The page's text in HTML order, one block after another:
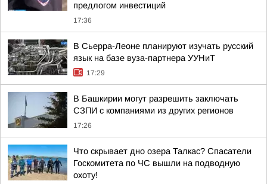
предлогом инвестиций
17:36
В Сьерра-Леоне планируют изучать русский
язык на базе вуза-партнера УУНиТ
17:29
В Башкирии могут разрешить заключать
СЗПИ с компаниями из других регионов
17:26
Что скрывает дно озера Талкас? Спасатели
Госкомитета по ЧС вышли на подводную
охоту!